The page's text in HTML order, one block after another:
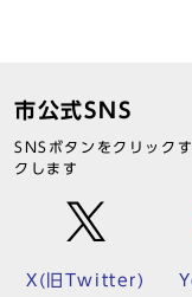
市公式SNS
SNSボタンをクリック
クします
X(旧Twitter)